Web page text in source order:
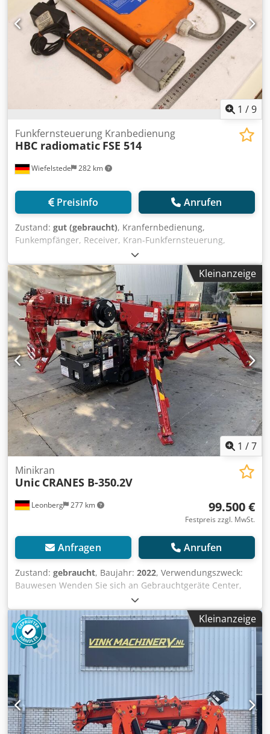
1 /9
Wiefelstede 282 km
Funkfernsteuerung Kranbedienung
HBC radiomatic FSE 514
Preisinfo Anrufen
Zustand: gut (gebraucht), Kranfernbedienung,
Funkempfänger, Receiver, Kran-Funkfernsteuerung,
Funksteuer-System, Funk Fernbedienung,
Funkfernsteuerung, Kranfunkanlage -Hersteller: HBC
radiomatic, Kran Funksender& Empfänger -Typ: FSE 514
Crsdpozrvkgsfx Afljf -Lieferumfang: gemäß Bilder -
Preis/Abgabe: komplett -Transportabmessung:
400/300/H60 mm -Gewicht: 2,7 kg
Kleinanzeige
1 /7
Leonberg 277 km
Minikran
Unic CRANES B-350.2V
99.500 €
Festpreis zzgl. MwSt.
Anfragen Anrufen
Zustand: gebraucht, Baujahr: 2022, Verwendungszweck:
Bauwesen Wenden Sie sich an Gebrauchtgeräte Center,
um weitere Informationen zu erhalten. Credpfx Aszrky
Asfljf DE01
Kleinanzeige